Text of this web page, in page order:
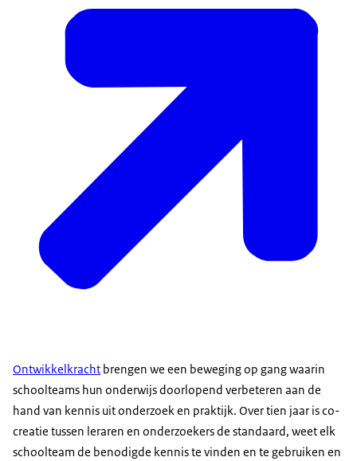
Ontwikkelkracht brengen we een beweging op gang waarin
schoolteams hun onderwijs doorlopend verbeteren aan de
hand van kennis uit onderzoek en praktijk. Over tien jaar is co-
creatie tussen leraren en onderzoekers de standaard, weet elk
schoolteam de benodigde kennis te vinden en te gebruiken en